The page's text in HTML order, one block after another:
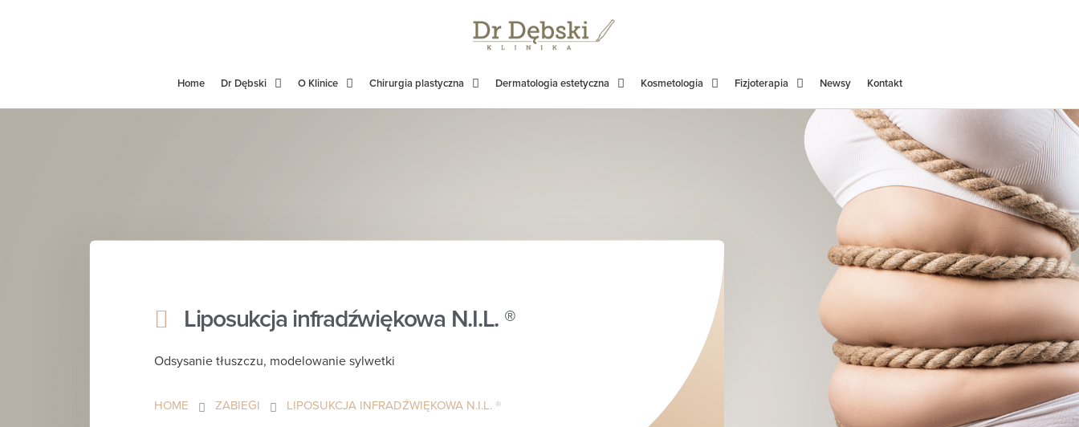
Home Dr Dębski O Klinice Chirurgia plastyczna Dermatologia estetyczna Kosmetologia Fizjoterapia Newsy Kontakt
Liposukcja infradźwiękowa N.I.L. ®
Odsysanie tłuszczu, modelowanie sylwetki
HOME ZABIEGI LIPOSUKCJA INFRADŹWIĘKOWA N.I.L. ®